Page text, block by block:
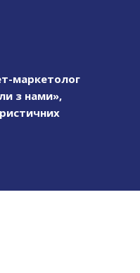
маркетолог
з нами»,